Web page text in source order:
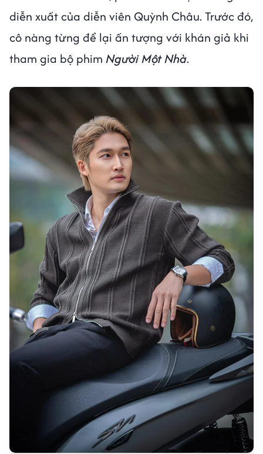
diễn xuất của diễn viên Quỳnh Châu. Trước đó,
cô nàng từng để lại ấn tượng với khán giả khi
tham gia bộ phim Người Một Nhà.